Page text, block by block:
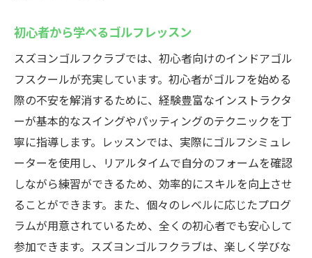
初心者から学べるゴルフレッスン
スズヨンゴルフクラブでは、初心者向けのインドアゴル
フスクールが充実しています。初心者がゴルフを始める
際の不安を解消するために、経験豊富なインストラクタ
ーが基本的なスイングやパッティングのテクニックを丁
寧に指導します。レッスンでは、実際にゴルフシミュレ
ーターを使用し、リアルタイムで自分のフォームを確認
しながら練習ができるため、効率的にスキルを向上させ
ることができます。また、個々のレベルに応じたプログ
ラムが用意されているため、全くの初心者でも安心して
参加できます。スズヨンゴルフクラブは、楽しく学びな